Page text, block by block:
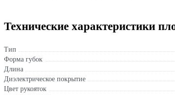
Технические характеристики
Тип
Форма губок
Длина
Диэлектрическое покрытие
Цвет рукояток